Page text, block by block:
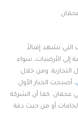
تشهد إقبالاً
إلى الأرضيات، سواء
التجارية. ومن خلال
، أصبحت الخيار الأول
عجمان. كما أن الشركة
أو من حيث دقة